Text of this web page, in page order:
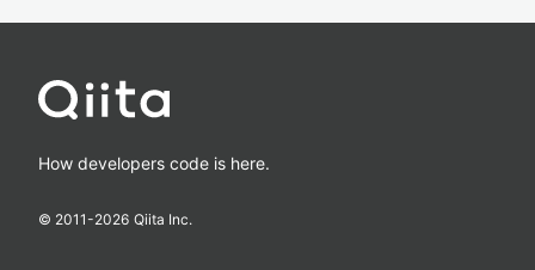
How developers code is here.
© 2011-2026 Qiita Inc.